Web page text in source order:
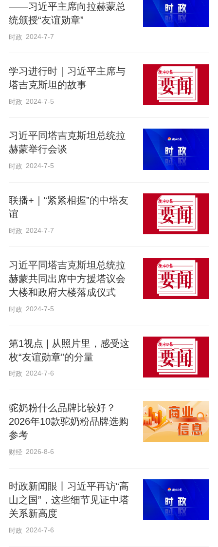
施，拓展绿色能源、数字经济、智慧城
市、人工智能等合作，提升科技创新动
能；要深化人文交流，打造地方合作新范
安全合作，坚决打击“三股势力”，共同维护
地区稳定。中方欢迎塔方加入国际调解
院，愿在联合国、上海合作组织、中国－
多边主义，推动构建更加公正合理的全球
拉赫蒙表示，新时代塔中全面战略合作伙
伴关系正不断深化发展，贸易、投资、交
通、农业等领域合作富有成效，重大项目
民带来福祉。双方今天签署《塔中永久睦
邻友好合作条约》，标志着两国关系进入
新的历史阶段，将为两国长期合作开辟新
前景。台湾是中国不可分割的一部分，塔
方加强关键矿产、人工智能、科技创新等
领域务实合作，便利人员往来，加强教育
交流，推动两国关系取得更大发展。习近
意义。塔方高度赞赏中国为政治解决国际
热点问题作出不懈努力，为缓和中东局势
发挥重要作用。塔方愿同中方加强多边合
作，共同打击“三股势力”和跨国犯罪，维护
会谈后，两国元首签署并发表《中华人民
共和国和塔吉克斯坦共和国永久睦邻友好
——习近平主席向拉赫蒙总
统颁授“友谊勋章”
时政 2024-7-7
学习进行时｜习近平主席与
塔吉克斯坦的故事
时政 2024-7-5
习近平同塔吉克斯坦总统拉
赫蒙举行会谈
时政 2024-7-5
联播+｜“紧紧相握”的中塔友
谊
时政 2024-7-7
习近平同塔吉克斯坦总统拉
赫蒙共同出席中方援塔议会
大楼和政府大楼落成仪式
时政 2024-7-5
第1视点 | 从照片里，感受这
枚“友谊勋章”的分量
时政 2024-7-6
驼奶粉什么品牌比较好？
2026年10款驼奶粉品牌选购
参考
财经 2026-8-6
时政新闻眼丨习近平再访“高
山之国”，这些细节见证中塔
关系新高度
时政 2024-7-6